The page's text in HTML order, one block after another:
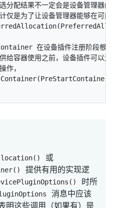
分配结果不一定会是设备管理器的
仅是为了让设备管理器能够在可能
在设备插件注册阶段根据
给容器使用之前，设备插件可以运
作，
或
提供有用的实现逻
时所
消息中应该
明这些调用（如果有）是